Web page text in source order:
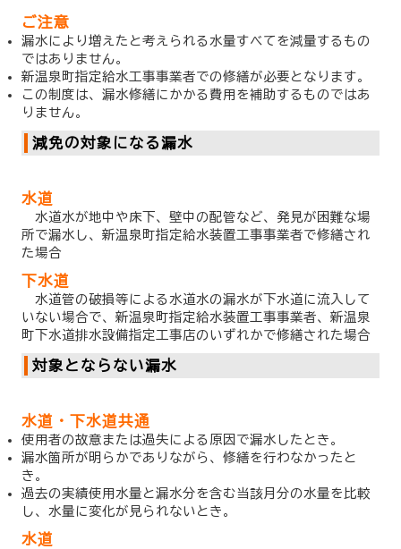
ご注意
漏水により増えたと考えられる水量すべてを減量するもの
ではありません。
新温泉町指定給水工事事業者での修繕が必要となります。
この制度は、漏水修繕にかかる費用を補助するものではあ
りません。
減免の対象になる漏水
水道
水道水が地中や床下、壁中の配管など、発見が困難な場
所で漏水し、新温泉町指定給水装置工事事業者で修繕され
た場合
下水道
水道管の破損等による水道水の漏水が下水道に流入して
いない場合で、新温泉町指定給水装置工事事業者、新温泉
町下水道排水設備指定工事店のいずれかで修繕された場合
対象とならない漏水
水道・下水道共通
使用者の故意または過失による原因で漏水したとき。
漏水箇所が明らかでありながら、修繕を行わなかったと
き。
過去の実績使用水量と漏水分を含む当該月分の水量を比較
し、水量に変化が見られないとき。
水道